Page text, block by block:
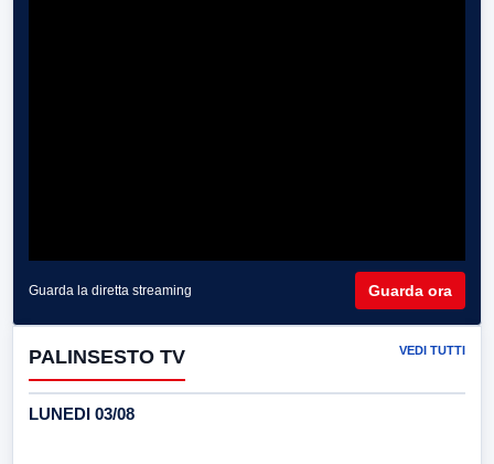
Guarda la diretta streaming Guarda ora
PALINSESTO TV VEDI TUTTI
LUNEDI 03/08